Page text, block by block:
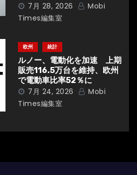
7月 28, 2026
Mobi
Times編集室
欧州 統計
ルノー、電動化を加速 上期
販売116.5万台を維持、欧州
で電動車比率52％に
7月 24, 2026
Mobi
Times編集室